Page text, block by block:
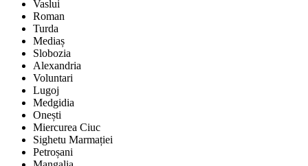
Vaslui
Roman
Turda
Mediaș
Slobozia
Alexandria
Voluntari
Lugoj
Medgidia
Onești
Miercurea Ciuc
Sighetu Marmației
Petroșani